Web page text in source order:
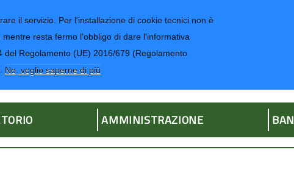
il servizio. Per l'installazione di cookie tecnici non è
resta fermo l'obbligo di dare l'informativa
Regolamento (UE) 2016/679 (Regolamento
No, voglio saperne di più
AMMINISTRAZIONE